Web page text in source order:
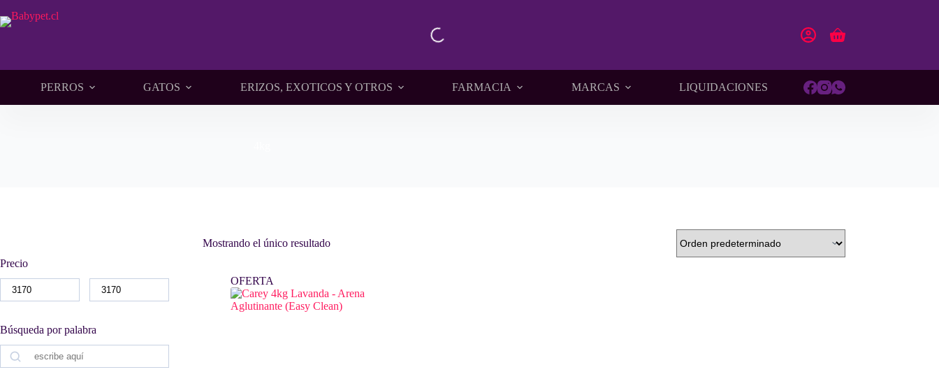
al
contenido
Carro
PERROS
GATOS ERIZOS, EXOTICOS Y OTROS FARMACIA MARCAS LIQUIDACIONES
Mostrando el único resultado
OFERTA
Precio
Búsqueda por palabra
Buscar